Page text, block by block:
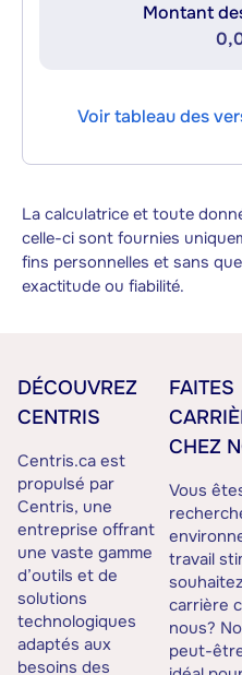
Montant
Voir tableau des
La calculatrice et toute
celle-ci sont fournies
fins personnelles et sans
exactitude ou fiabilité.
DÉCOUVREZ
CENTRIS
Centris.ca est
propulsé par
Centris, une
entreprise offrant
une vaste gamme
d’outils et de
solutions
technologiques
adaptés aux
besoins des
FAITES
CHEZ
Vous
travail
carrière
nous?
peut-